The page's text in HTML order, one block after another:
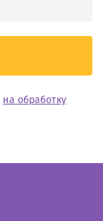
на обработку